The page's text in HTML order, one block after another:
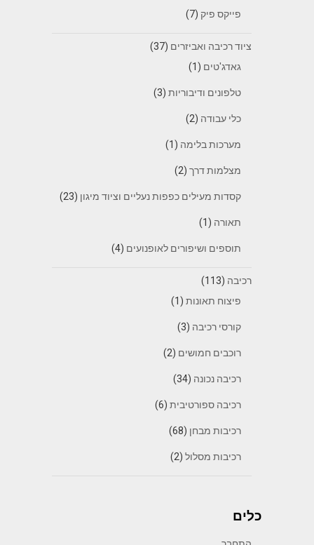
פייקס פיק (7)
ציוד רכיבה ואביזרים (37)
גאדג'טים (1)
טלפונים ודיבוריות(3)
כלי עבודה (2)
מערכות בלימה (1)
מצלמות דרך(2)
קסדות מעילים כפפות נעליים וציוד מיגון (23)
תאורה (1)
תוספים ושיפורים לאופנועים (4)
רכיבה (113)
פיצוח תאונות(1)
קורסי רכיבה (3)
רוכבים חמושים (2)
רכיבה נכונה (34)
רכיבה ספורטיבית(6)
רכיבות מבחן (68)
רכיבות מסלול(2)
כלים